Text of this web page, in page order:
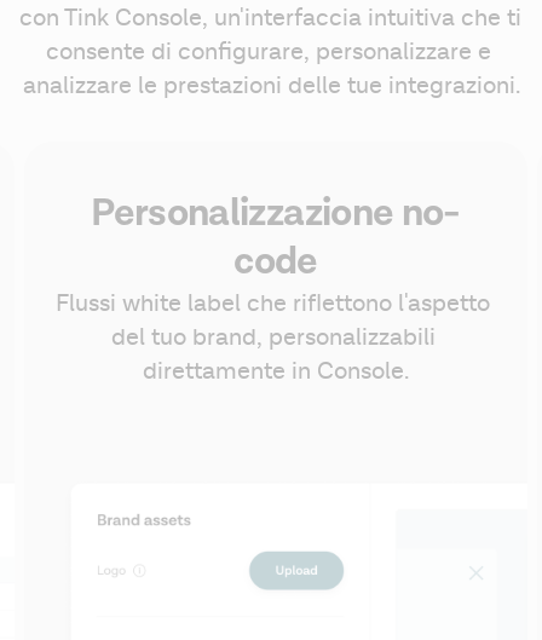
con Tink Console, un'interfaccia intuitiva che ti
consente di configurare, personalizzare e
analizzare le prestazioni delle tue integrazioni.
Personalizzazione no-
code
Flussi white label che riflettono l'aspetto
del tuo brand, personalizzabili
direttamente in Console.